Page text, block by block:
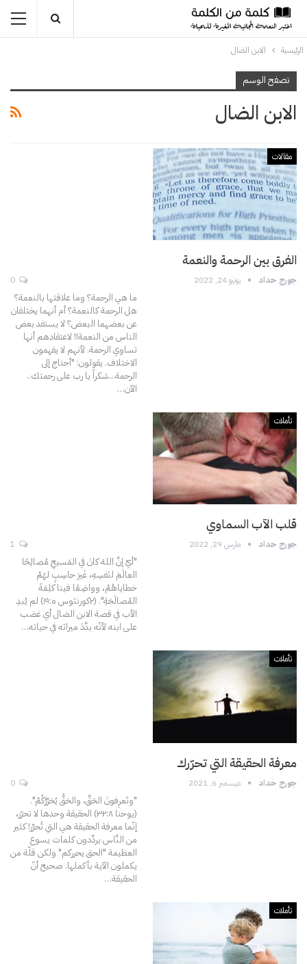
الرئيسية الابن الضال
تصفح الوسم
الابن الضال
مقالات
الفرق بين الرحمة والنعمة
جورج حداد يونيو 24, 2022
ما هي الرحمة؟ وما علاقتها بالنعمة؟
هل الرحمة كالنعمة؟ أم أنهما يختلفان
عن بعضهما البعض؟ لا يستفد بعض
الناس من النعمة!! لاعتقادهم أنها
تساوي الرحمة. لأنهم لا يفهمون
الاختلاف. يقولون: "أحتاج إلى
الرحمة...شكراً يا رب على رحمتك..
الآن…
تأملات
قلب الآب السماوي
جورج حداد مارس 29, 2022
"أيْ إنَّ اللهَ كانَ في المَسيحِ مُصالِحًا
العالَمَ لنَفسِهِ، غَيرَ حاسِبٍ لهُمْ
خطاياهُمْ، وواضِعًا فينا كلِمَةَ
المُصالَحَةِ". (٢كورنثوس ە:۱۹)
لم يُبدِ
الأب في قصة الابن الضال أي غضب
على ابنه لأنّه بدَّدَ ميراثه في حياته…
تأملات
معرفة الحقيقة التي تحرّرك
جورج حداد ديسمبر 6, 2021
"وتَعرِفونَ الحَقَّ، والحَقُّ يُحَرِّرُكُمْ".
(يوحنا ۳۲:٨)
الحقيقة وحدها لا تحرّر،
إنّما معرفة الحقيقة هي التي تُحرِّر!كثير
من النَّاس يردِّدون كلمات يسوع
العظيمة "الحق يحرركم" ولكن قلّة من
يكملون الآية بأكملها. صحيح أنّ
الحقيقة…
تأملات